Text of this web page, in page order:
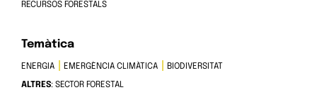
RECURSOS FORESTALS
Temàtica
ENERGIA EMERGÈNCIA CLIMÀTICA BIODIVERSITAT
ALTRES: SECTOR FORESTAL